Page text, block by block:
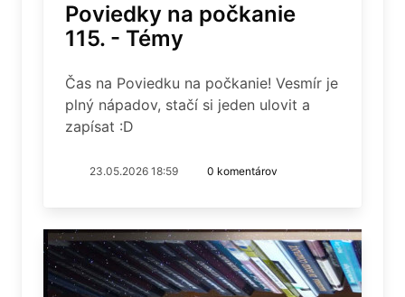
Poviedky na počkanie
115. - Témy
Čas na Poviedku na počkanie! Vesmír je
plný nápadov, stačí si jeden ulovit a
zapísat :D
23.05.2026 18:59 0 komentárov